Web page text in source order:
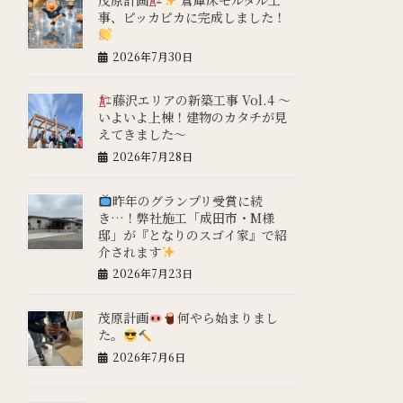
事、ピッカピカに完成しました！
2026年7月30日
藤沢エリアの新築工事 Vol.4 ～
いよいよ上棟！建物のカタチが見
えてきました～
2026年7月28日
昨年のグランプリ受賞に続
き…！弊社施工「成田市・M様
邸」が『となりのスゴイ家』で紹
介されます
2026年7月23日
茂原計画
何やら始まりまし
た。
2026年7月6日